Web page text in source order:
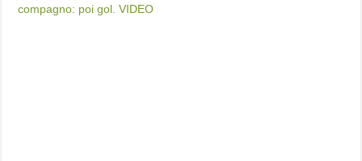
compagno: poi gol. VIDEO